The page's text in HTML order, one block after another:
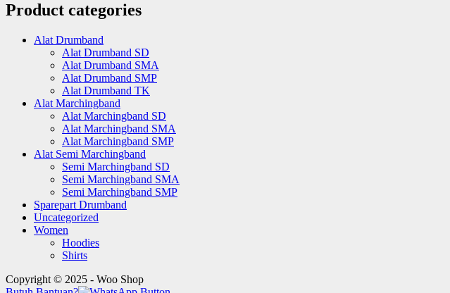
Product categories
Alat Drumband
Alat Drumband SD
Alat Drumband SMA
Alat Drumband SMP
Alat Drumband TK
Alat Marchingband
Alat Marchingband SD
Alat Marchingband SMA
Alat Marchingband SMP
Alat Semi Marchingband
Semi Marchingband SD
Semi Marchingband SMA
Semi Marchingband SMP
Sparepart Drumband
Uncategorized
Women
Hoodies
Shirts
Copyright © 2025 - Woo Shop